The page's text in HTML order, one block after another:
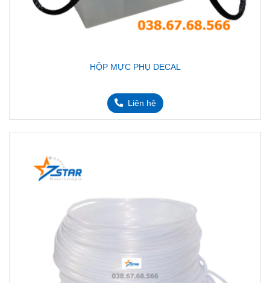
HỘP MỰC PHỤ DECAL
Liên hệ